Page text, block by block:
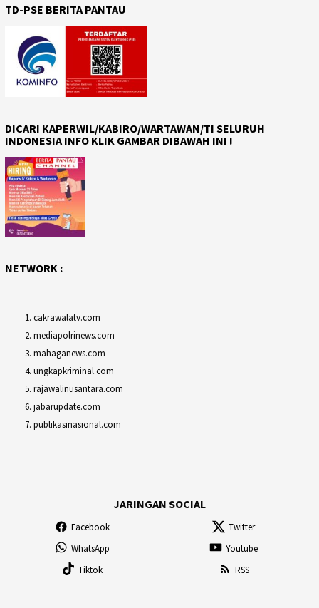
TD-PSE BERITA PANTAU
DICARI KAPERWIL/KABIRO/WARTAWAN/TI SELURUH
INDONESIA INFO KLIK GAMBAR DIBAWAH INI !
NETWORK :
cakrawalatv.com
mediapolrinews.com
mahaganews.com
ungkapkriminal.com
rajawalinusantara.com
jabarupdate.com
publikasinasional.com
JARINGAN SOCIAL
Facebook
Twitter
WhatsApp
Youtube
Tiktok
RSS